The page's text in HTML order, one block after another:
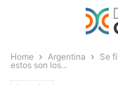
Home Argentina
Se
estos son los...